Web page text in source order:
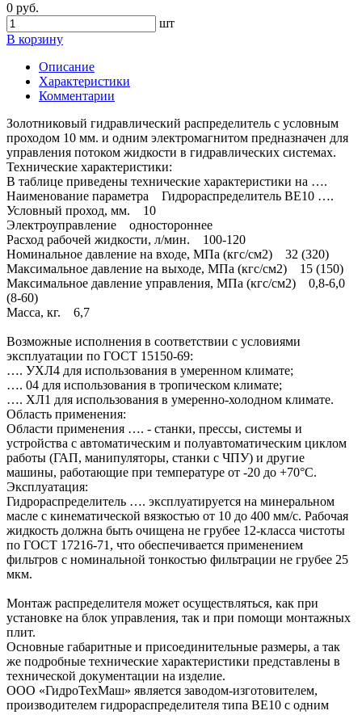
0 руб.
шт
В корзину
Описание
Характеристики
Комментарии
Золотниковый гидравлический распределитель с условным
проходом 10 мм. и одним электромагнитом предназначен для
управления потоком жидкости в гидравлических системах.
Технические характеристики:
В таблице приведены технические характеристики на ….
Наименование параметра Гидрораспределитель ВЕ10 ….
Условный проход, мм. 10
Электроуправление одностороннее
Расход рабочей жидкости, л/мин. 100-120
Номинальное давление на входе, МПа (кгс/см2) 32 (320)
Максимальное давление на выходе, МПа (кгс/см2) 15 (150)
Максимальное давление управления, МПа (кгс/см2) 0,8-6,0
(8-60)
Масса, кг. 6,7
Возможные исполнения в соответствии с условиями
эксплуатации по ГОСТ 15150-69:
…. УХЛ4 для использования в умеренном климате;
…. 04 для использования в тропическом климате;
…. ХЛ1 для использования в умеренно-холодном климате.
Область применения:
Области применения …. - станки, прессы, системы и
устройства с автоматическим и полуавтоматическим циклом
работы (ГАП, манипуляторы, станки с ЧПУ) и другие
машины, работающие при температуре от -20 до +70°C.
Эксплуатация:
Гидрораспределитель …. эксплуатируется на минеральном
масле с кинематической вязкостью от 10 до 400 мм/с. Рабочая
жидкость должна быть очищена не грубее 12-класса чистоты
по ГОСТ 17216-71, что обеспечивается применением
фильтров с номинальной тонкостью фильтрации не грубее 25
мкм.
Монтаж распределителя может осуществляться, как при
установке на блок управления, так и при помощи монтажных
плит.
Основные габаритные и присоединительные размеры, а так
же подробные технические характеристики представлены в
технической документации на изделие.
ООО «ГидроТехМаш» является заводом-изготовителем,
производителем гидрораспределителя типа ВЕ10 с одним